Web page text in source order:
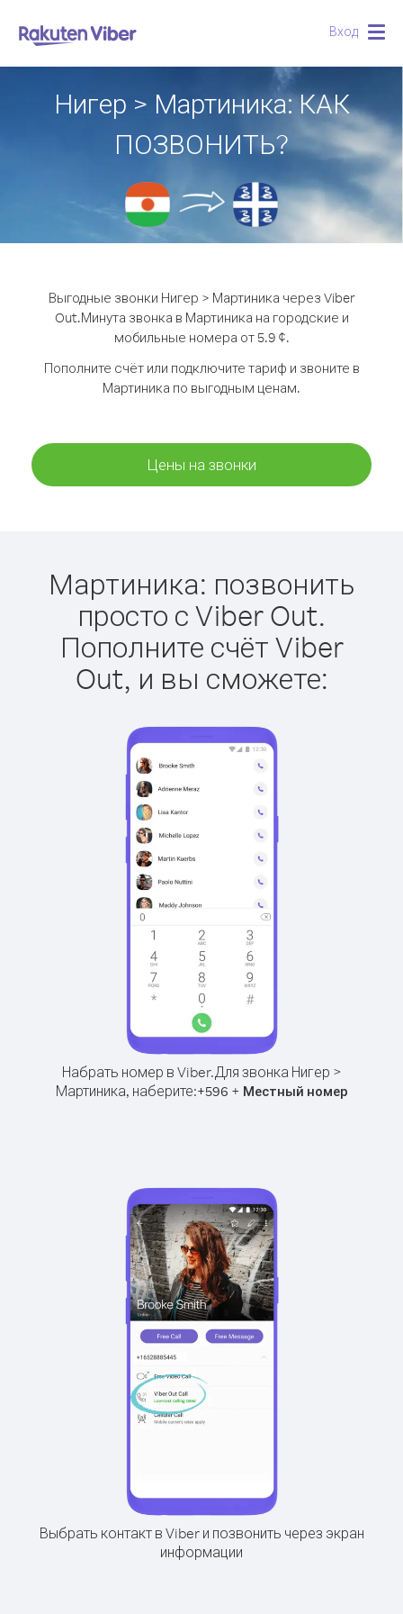
Вход
Нигер > Мартиника: КАК
ПОЗВОНИТЬ?
Выгодные звонки Нигер > Мартиника через Viber
Out.Минута звонка в Мартиника на городские и
мобильные номера от 5.9 ¢.
Пополните счёт или подключите тариф и звоните в
Мартиника по выгодным ценам.
Цены на звонки
Мартиника: позвонить
просто с Viber Out.
Пополните счёт Viber
Out, и вы сможете:
Набрать номер в Viber.Для звонка Нигер >
Мартиника, наберите:+596 + Местный номер
Выбрать контакт в Viber и позвонить через экран
информации